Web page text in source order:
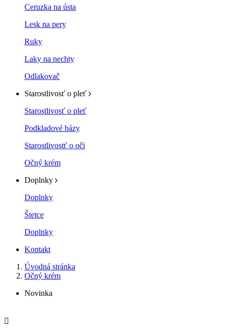
Ceruzka na ústa
Lesk na pery
Ruky
Laky na nechty
Odlakovač
Starostlivosť o pleť
Starostlivosť o pleť
Podkladové bázy
Starostlivostť o oči
Očný krém
Doplnky
Doplnky
Štetce
Doplnky
Kontakt
Úvodná stránka
Očný krém
Novinka
